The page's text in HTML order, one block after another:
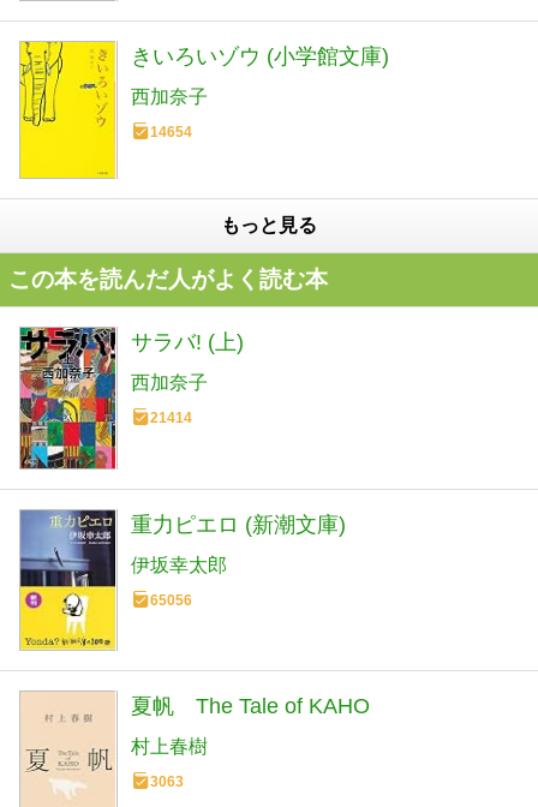
きいろいゾウ (小学館文庫)
西加奈子
14654
もっと見る
この本を読んだ人がよく読む本
サラバ! (上)
西加奈子
21414
重力ピエロ (新潮文庫)
伊坂幸太郎
65056
夏帆 The Tale of KAHO
村上春樹
3063